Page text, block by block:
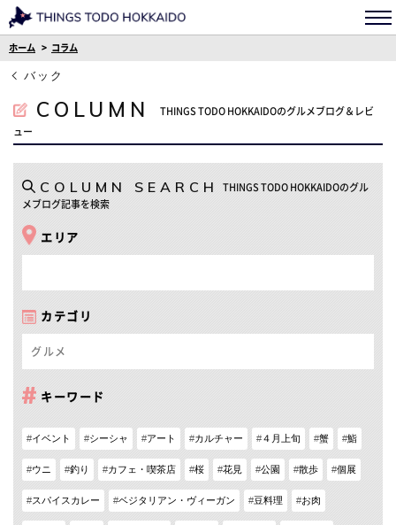
ホーム コラム
バック
COLUMN THINGS TODO HOKKAIDOのグルメブログ＆レビ
ュー
COLUMN SEARCH
THINGS TODO HOKKAIDOのグル
メブログ記事を検索
エリア
カテゴリ
グルメ
キーワード
イベント シーシャ アート カルチャー ４月上旬 蟹 鮨
ウニ 釣り カフェ・喫茶店 桜 花見 公園 散歩 個展
スパイスカレー ベジタリアン・ヴィーガン 豆料理 お肉